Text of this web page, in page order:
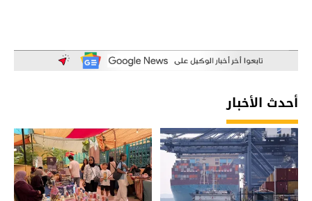
أحدث الأخبار